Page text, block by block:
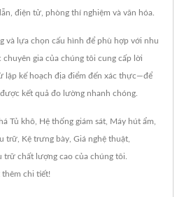
điện tử, phòng thí nghiệm và văn hóa.
và lựa chọn cấu hình để phù hợp với nhu
chuyên gia của chúng tôi cung cấp lời
lập kế hoạch địa điểm đến xác thực—để
kết quả đo lường nhanh chóng.
Tủ khô Hệ thống giám sát Máy hút ẩm
trữ Kệ trưng bày Giá nghệ thuật
trữ chất lượng cao của chúng tôi.
thêm chi tiết!